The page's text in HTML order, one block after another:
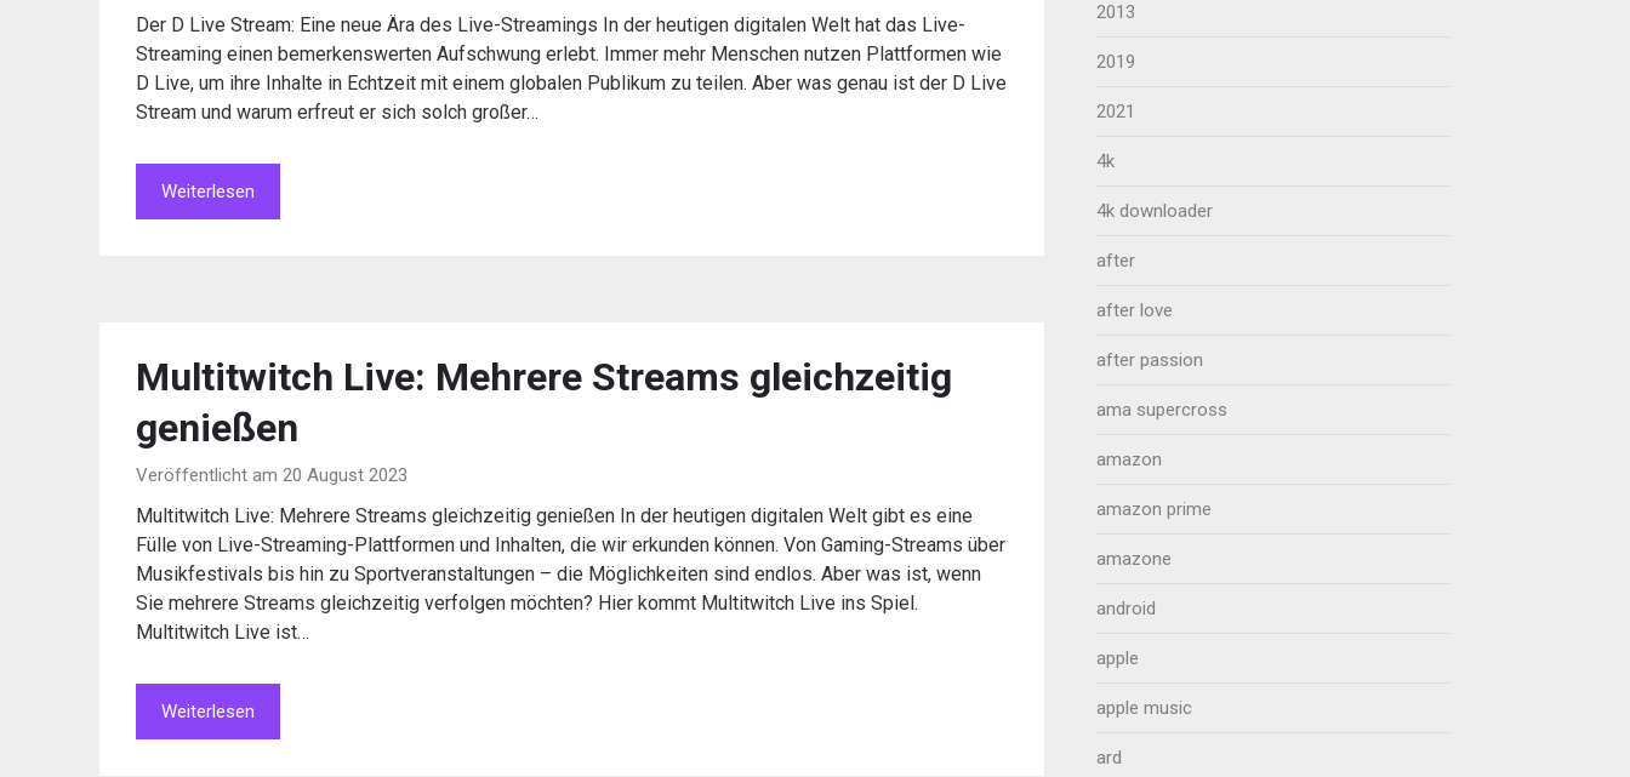
Der D Live Stream: Eine neue Ära des Live-Streamings In der heutigen digitalen Welt hat das Live-
Streaming einen bemerkenswerten Aufschwung erlebt. Immer mehr Menschen nutzen Plattformen wie
D Live, um ihre Inhalte in Echtzeit mit einem globalen Publikum zu teilen. Aber was genau ist der D Live
Stream und warum erfreut er sich solch großer…
Weiterlesen
Multitwitch Live: Mehrere Streams gleichzeitig
genießen
Veröffentlicht am 20 August 2023
Multitwitch Live: Mehrere Streams gleichzeitig genießen In der heutigen digitalen Welt gibt es eine
Fülle von Live-Streaming-Plattformen und Inhalten, die wir erkunden können. Von Gaming-Streams über
Musikfestivals bis hin zu Sportveranstaltungen – die Möglichkeiten sind endlos. Aber was ist, wenn
Sie mehrere Streams gleichzeitig verfolgen möchten? Hier kommt Multitwitch Live ins Spiel.
Multitwitch Live ist…
Weiterlesen
2013
2019
2021
4k
4k downloader
after
after love
after passion
ama supercross
amazon
amazon prime
amazone
android
apple
apple music
ard